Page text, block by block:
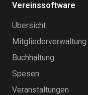
Vereinssoftware
Übersicht
Mitgliederverwaltung
Buchhaltung
Spesen
Veranstaltungen